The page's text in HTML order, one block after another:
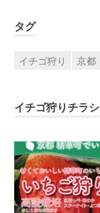
タグ
イチゴ狩り 京都
イチゴ狩りチラシ